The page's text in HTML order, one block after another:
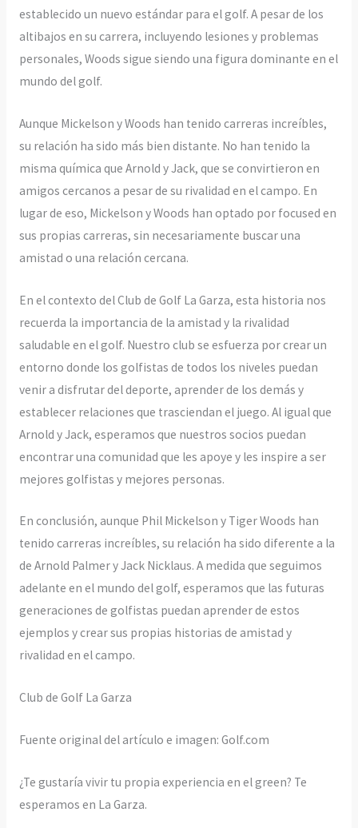
establecido un nuevo estándar para el golf. A pesar de los
altibajos en su carrera, incluyendo lesiones y problemas
personales, Woods sigue siendo una figura dominante en el
mundo del golf.
Aunque Mickelson y Woods han tenido carreras increíbles,
su relación ha sido más bien distante. No han tenido la
misma química que Arnold y Jack, que se convirtieron en
amigos cercanos a pesar de su rivalidad en el campo. En
lugar de eso, Mickelson y Woods han optado por focused en
sus propias carreras, sin necesariamente buscar una
amistad o una relación cercana.
En el contexto del Club de Golf La Garza, esta historia nos
recuerda la importancia de la amistad y la rivalidad
saludable en el golf. Nuestro club se esfuerza por crear un
entorno donde los golfistas de todos los niveles puedan
venir a disfrutar del deporte, aprender de los demás y
establecer relaciones que trasciendan el juego. Al igual que
Arnold y Jack, esperamos que nuestros socios puedan
encontrar una comunidad que les apoye y les inspire a ser
mejores golfistas y mejores personas.
En conclusión, aunque Phil Mickelson y Tiger Woods han
tenido carreras increíbles, su relación ha sido diferente a la
de Arnold Palmer y Jack Nicklaus. A medida que seguimos
adelante en el mundo del golf, esperamos que las futuras
generaciones de golfistas puedan aprender de estos
ejemplos y crear sus propias historias de amistad y
rivalidad en el campo.
Club de Golf La Garza
Fuente original del artículo e imagen: Golf.com
¿Te gustaría vivir tu propia experiencia en el green? Te
esperamos en La Garza.